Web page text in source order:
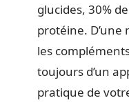
glucides, 30%
protéine. D’une
les
toujours d’un
pratique de